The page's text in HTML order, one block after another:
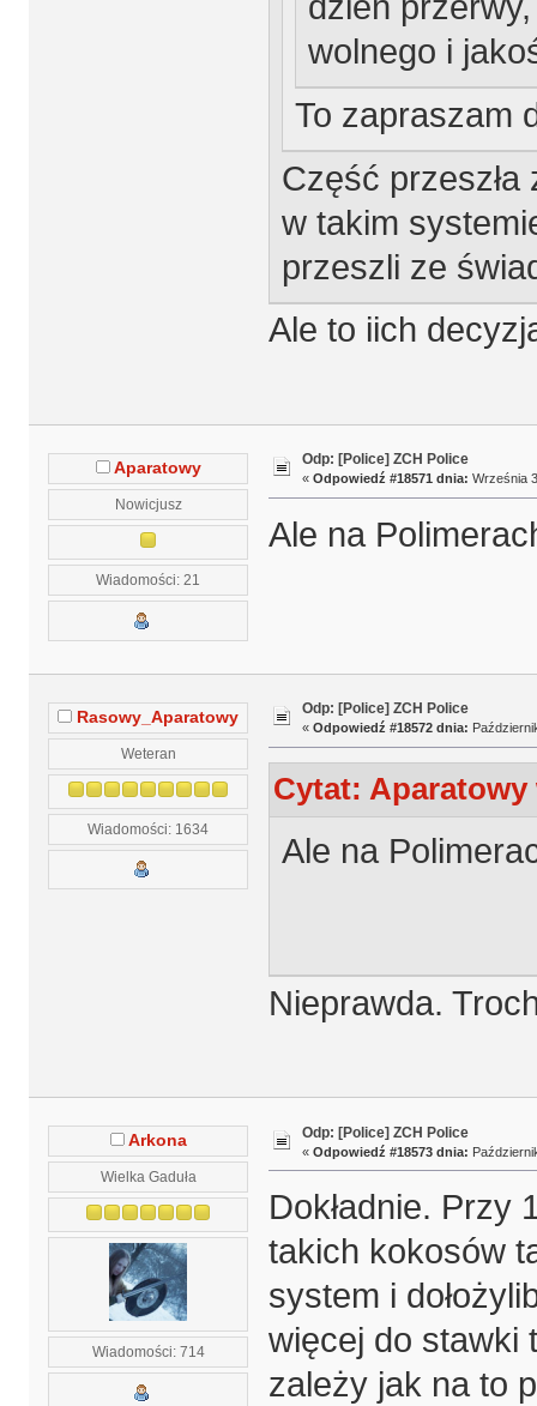
wolnego i
To zapraszam
Część przeszła
w takim
przeszli ze
Ale to iich
Aparatowy
Nowicjusz
Wiadomości: 21
Odp: [Police] ZCH Police
« Odpowiedź #18571 dnia: Września
Ale na
Rasowy_Aparatowy
Weteran
Wiadomości: 1634
Odp: [Police] ZCH Police
« Odpowiedź #18572 dnia:
Cytat: Aparatowy
Ale na
Nieprawda.
Arkona
Wielka Gaduła
Wiadomości: 714
Odp: [Police] ZCH Police
« Odpowiedź #18573 dnia:
Dokładnie. Przy
takich kokosów
system i
więcej do stawki
zależy jak na to